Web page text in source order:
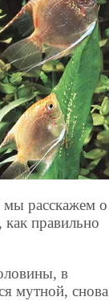
мы расскажем о
правильно
в
мутной, снова